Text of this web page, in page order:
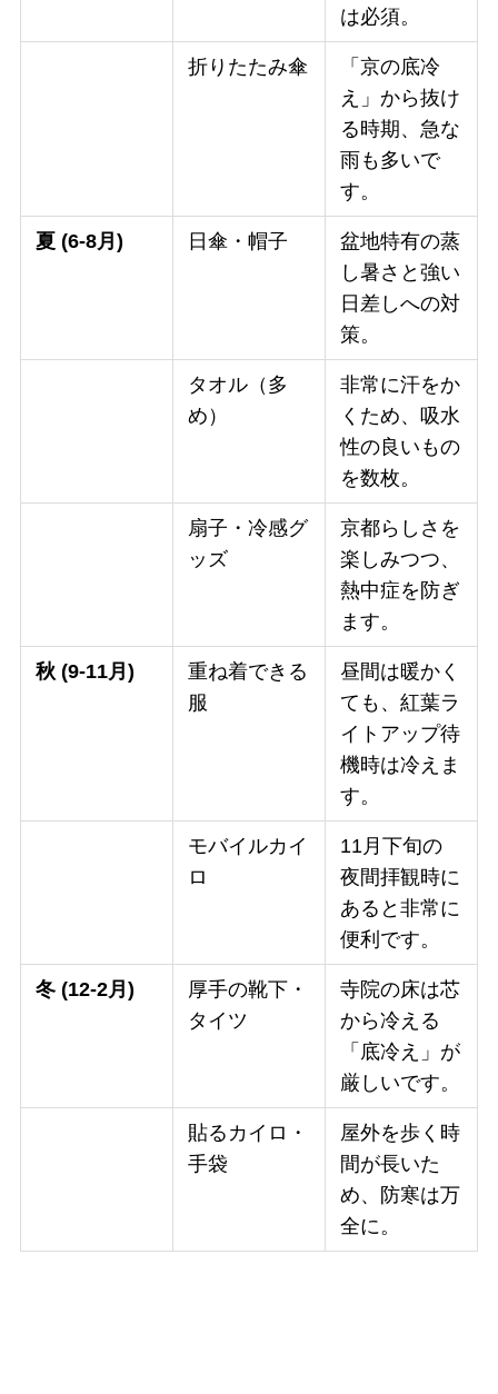
は必須。
折りたたみ傘
「京の底冷
え」から抜け
る時期、急な
雨も多いで
す。
夏 (6-8月) 日傘・帽子
盆地特有の蒸
し暑さと強い
日差しへの対
策。
タオル（多
め）
非常に汗をか
くため、吸水
性の良いもの
を数枚。
扇子・冷感グ
ッズ
京都らしさを
楽しみつつ、
熱中症を防ぎ
ます。
秋 (9-11月)
重ね着できる
服
昼間は暖かく
ても、紅葉ラ
イトアップ待
機時は冷えま
す。
モバイルカイ
ロ
11月下旬の
夜間拝観時に
あると非常に
便利です。
冬 (12-2月)
厚手の靴下・
タイツ
寺院の床は芯
から冷える
「底冷え」が
厳しいです。
貼るカイロ・
手袋
屋外を歩く時
間が長いた
め、防寒は万
全に。